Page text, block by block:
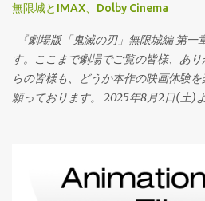
なら グラハム・ハーディング教授が
いった名前になっているそうです。
ック＝ハーディングチェック）に引
落ちした状態となり、実際にはメリ
面になってしまいます。 アニメーシ
ージョン（ビデオマスター/パッケー
別にTV放送での影像を本来の意図に
無限城とIMAX、Dolby Cinema
『劇場版「鬼滅の刃」無限城編 第一
す。ここまで劇場でご覧の皆様、あ
らの皆様も、どうか本作の映画体験
願っております。 2025年8月2日(土)
行上映。その後、8月30日(土)から全
映が開始となります。 上映技術の進